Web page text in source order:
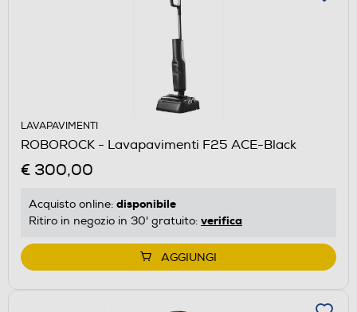
LAVAPAVIMENTI
ROBOROCK - Lavapavimenti F25 ACE-Black
€ 300,00
Acquisto online: disponibile
Ritiro in negozio in 30' gratuito: verifica
AGGIUNGI